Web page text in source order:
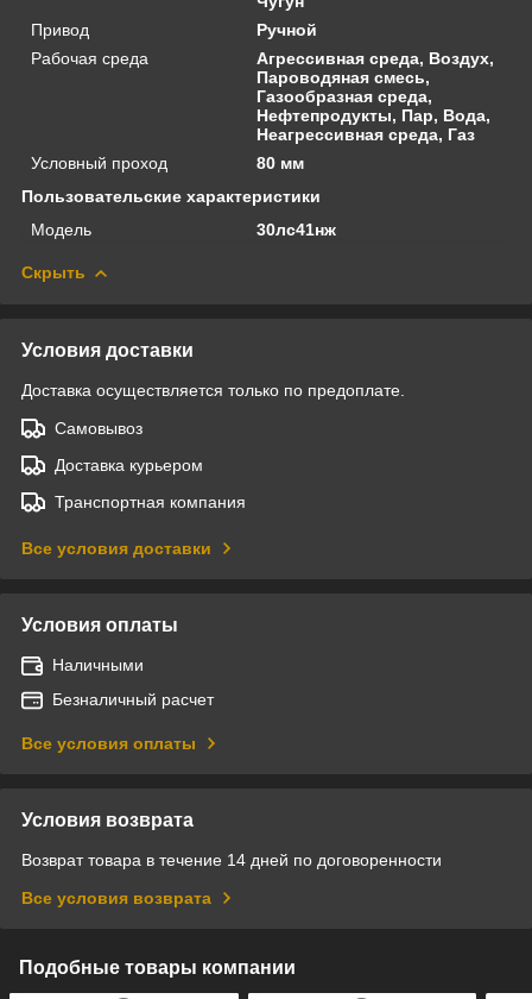
Привод
Ручной
Рабочая среда
Агрессивная среда, Воздух,
Пароводяная смесь,
Газообразная среда,
Нефтепродукты, Пар, Вода,
Неагрессивная среда, Газ
Условный проход
80 мм
Пользовательские характеристики
Модель
30лс41нж
Скрыть
Условия доставки
Доставка осуществляется только по предоплате.
Самовывоз
Доставка курьером
Транспортная компания
Все условия доставки
Условия оплаты
Наличными
Безналичный расчет
Все условия оплаты
Условия возврата
Возврат товара в течение 14 дней по договоренности
Все условия возврата
Подобные товары компании